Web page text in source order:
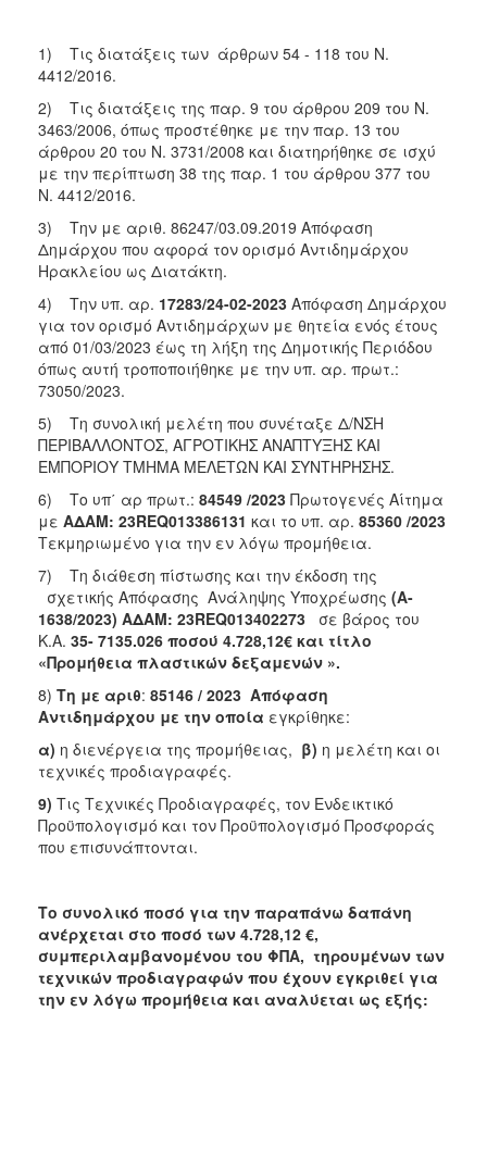
1) Τις διατάξεις των άρθρων 54 - 118 του Ν.
4412/2016.
2) Τις διατάξεις της παρ. 9 του άρθρου 209 του Ν.
3463/2006, όπως προστέθηκε με την παρ. 13 του
άρθρου 20 του Ν. 3731/2008 και διατηρήθηκε σε ισχύ
με την περίπτωση 38 της παρ. 1 του άρθρου 377 του
Ν. 4412/2016.
3) Την με αριθ. 86247/03.09.2019 Απόφαση
Δημάρχου που αφορά τον ορισμό Αντιδημάρχου
Ηρακλείου ως Διατάκτη.
4) Την υπ. αρ. 17283/24-02-2023 Απόφαση Δημάρχου
για τον ορισμό Αντιδημάρχων με θητεία ενός έτους
από 01/03/2023 έως τη λήξη της Δημοτικής Περιόδου
όπως αυτή τροποποιήθηκε με την υπ. αρ. πρωτ.:
73050/2023.
5) Τη συνολική μελέτη που συνέταξε Δ/ΝΣΗ
ΠΕΡΙΒΑΛΛΟΝΤΟΣ, ΑΓΡΟΤΙΚΗΣ ΑΝΑΠΤΥΞΗΣ ΚΑΙ
ΕΜΠΟΡΙΟΥ ΤΜΗΜΑ ΜΕΛΕΤΩΝ ΚΑΙ ΣΥΝΤΗΡΗΣΗΣ.
6) Το υπ΄ αρ πρωτ.: 84549 /2023 Πρωτογενές Αίτημα
με ΑΔΑΜ: 23REQ013386131 και το υπ. αρ. 85360 /2023
Τεκμηριωμένο για την εν λόγω προμήθεια.
7) Τη διάθεση πίστωσης και την έκδοση της
σχετικής Απόφασης Ανάληψης Υποχρέωσης (A-
1638/2023) ΑΔΑΜ: 23REQ013402273
σε βάρος του
Κ.Α. 35- 7135.026 ποσού 4.728,12€ και τίτλο
«Προμήθεια πλαστικών δεξαμενών ».
8) Τη με αριθ: 85146 / 2023 Απόφαση
Αντιδημάρχου με την οποία εγκρίθηκε:
α) η διενέργεια της προμήθειας, β) η μελέτη και οι
τεχνικές προδιαγραφές.
9) Τις Τεχνικές Προδιαγραφές, τον Ενδεικτικό
Προϋπολογισμό και τον Προϋπολογισμό Προσφοράς
που επισυνάπτονται.
Το συνολικό ποσό για την παραπάνω δαπάνη
ανέρχεται στο ποσό των 4.728,12 €,
συμπεριλαμβανομένου του ΦΠΑ, τηρουμένων των
τεχνικών προδιαγραφών που έχουν εγκριθεί για
την εν λόγω προμήθεια και αναλύεται ως εξής: